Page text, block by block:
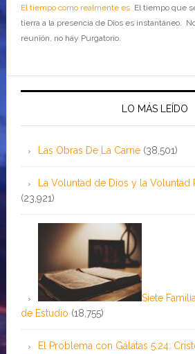
El tiempo como realmente esEl tiempo que
tierra a la presencia de Dios es instantáneo.
reunión, no hay Purgatorio.
LO MÁS LEÍDO
Las Obras De La Carne (38,501)
La Voluntad de Dios y la Voluntad
(23,921)
Siete
de Estudio (18,755)
El Problema con Gálatas 5:24: